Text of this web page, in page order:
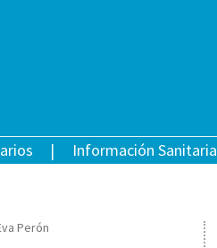
Información Sanitaria
Perón